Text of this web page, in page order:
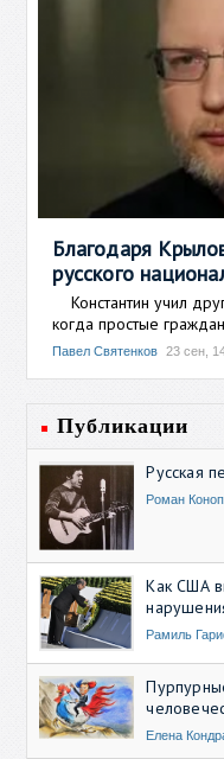
Благодаря
русского
Константин учил
когда простые
Павел Святенков 23 сен,
Публикации
Русская
Роман
Как США
Рамиль
Елена